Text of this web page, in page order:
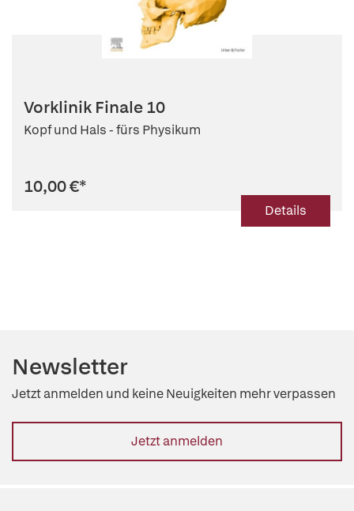
Vorklinik Finale 10
Kopf und Hals - fürs Physikum
10,00 €*
Details
Newsletter
Jetzt anmelden und keine Neuigkeiten mehr verpassen
Jetzt anmelden